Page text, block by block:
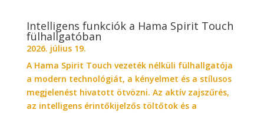
Intelligens funkciók a Hama Spirit Touch
fülhallgatóban
2026. július 19.
A Hama Spirit Touch vezeték nélküli fülhallgatója
a modern technológiát, a kényelmet és a stílusos
megjelenést hivatott ötvözni. Az aktív zajszűrés,
az intelligens érintőkijelzős töltőtok és a